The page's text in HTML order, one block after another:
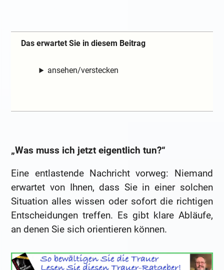
Das erwartet Sie in diesem Beitrag
ansehen/verstecken
„Was muss ich jetzt eigentlich tun?“
Eine entlastende Nachricht vorweg: Niemand
erwartet von Ihnen, dass Sie in einer solchen
Situation alles wissen oder sofort die richtigen
Entscheidungen treffen. Es gibt klare Abläufe,
an denen Sie sich orientieren können.